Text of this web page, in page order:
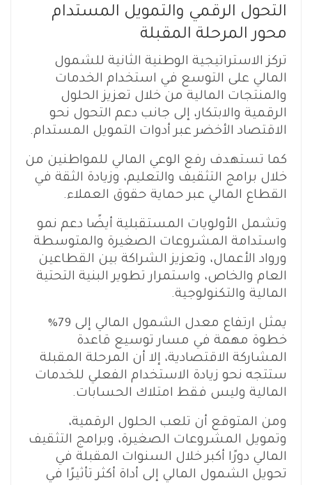
التحول الرقمي والتمويل المستدام
محور المرحلة المقبلة
تركز الاستراتيجية الوطنية الثانية للشمول
المالي على التوسع في استخدام الخدمات
والمنتجات المالية من خلال تعزيز الحلول
الرقمية والابتكار، إلى جانب دعم التحول نحو
الاقتصاد الأخضر عبر أدوات التمويل المستدام.
كما تستهدف رفع الوعي المالي للمواطنين من
خلال برامج التثقيف والتعليم، وزيادة الثقة في
القطاع المالي عبر حماية حقوق العملاء.
وتشمل الأولويات المستقبلية أيضًا دعم نمو
واستدامة المشروعات الصغيرة والمتوسطة
ورواد الأعمال، وتعزيز الشراكة بين القطاعين
العام والخاص، واستمرار تطوير البنية التحتية
المالية والتكنولوجية.
يمثل ارتفاع معدل الشمول المالي إلى 79%
خطوة مهمة في مسار توسيع قاعدة
المشاركة الاقتصادية، إلا أن المرحلة المقبلة
ستتجه نحو زيادة الاستخدام الفعلي للخدمات
المالية وليس فقط امتلاك الحسابات.
ومن المتوقع أن تلعب الحلول الرقمية،
وتمويل المشروعات الصغيرة، وبرامج التثقيف
المالي دورًا أكبر خلال السنوات المقبلة في
تحويل الشمول المالي إلى أداة أكثر تأثيرًا في